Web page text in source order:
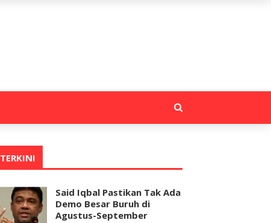
TERKINI
Said Iqbal Pastikan Tak Ada
Demo Besar Buruh di
Agustus-September